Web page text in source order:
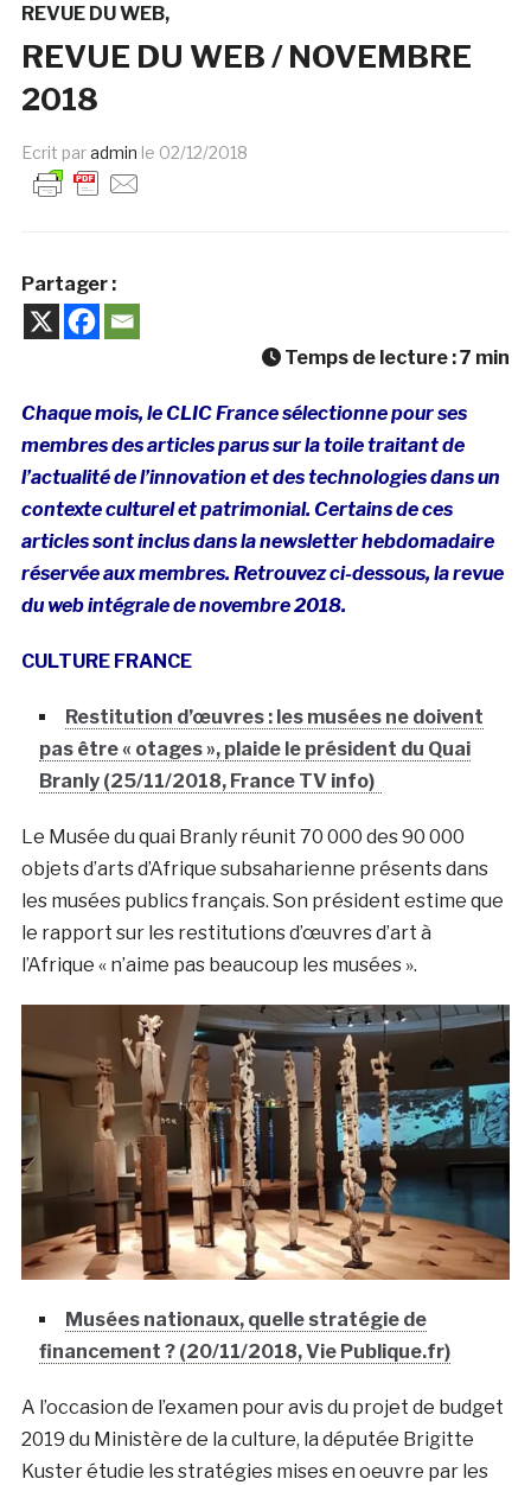
REVUE DU WEB
REVUE DU WEB / NOVEMBRE
2018
Ecrit paradmin le 02/12/2018
Partager :
Temps de lecture :7 min
Chaque mois, le CLIC France sélectionne pour ses
membres des articles parus sur la toile traitant de
l’actualité de l’innovation et des technologies dans un
contexte culturel et patrimonial. Certains de ces
articles sont inclus dans la newsletter hebdomadaire
réservée aux membres. Retrouvez ci-dessous, la revue
du web intégrale de novembre 2018.
CULTURE FRANCE
Restitution d’œuvres : les musées ne doivent
pas être « otages », plaide le président du Quai
Branly (25/11/2018, France TV info)
Le Musée du quai Branly réunit 70 000 des 90 000
objets d’arts d’Afrique subsaharienne présents dans
les musées publics français. Son président estime que
le rapport sur les restitutions d’œuvres d’art à
l’Afrique « n’aime pas beaucoup les musées ».
Musées nationaux, quelle stratégie de
financement ? (20/11/2018, Vie Publique.fr)
A l’occasion de l’examen pour avis du projet de budget
2019 du Ministère de la culture, la députée Brigitte
Kuster étudie les stratégies mises en oeuvre par les